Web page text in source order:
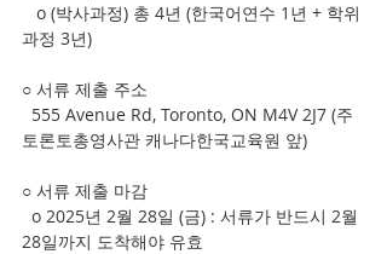
o (박사과정) 총 4년 (한국어연수 1년 + 학위
과정 3년)
○ 서류 제출 주소
토론토총영사관 캐나다한국교육원 앞)
○ 서류 제출 마감
28일까지 도착해야 유효